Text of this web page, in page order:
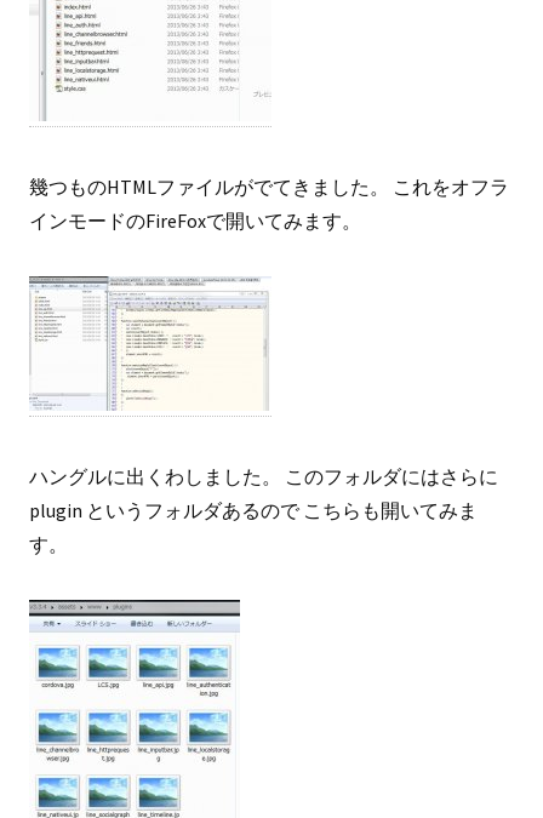
幾つものHTMLファイルがでてきました。 これをオフラ
インモードのFireFoxで開いてみます。
ハングルに出くわしました。 このフォルダにはさらに
plugin というフォルダあるので こちらも開いてみま
す。